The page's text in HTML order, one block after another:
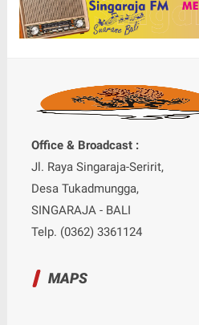
Office & Broadcast :
Jl. Raya Singaraja-Seririt,
Desa Tukadmungga,
SINGARAJA - BALI
Telp. (0362) 3361124
MAPS